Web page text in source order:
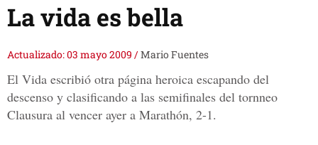
La vida es bella
Actualizado: 03 mayo 2009 /Mario Fuentes
El Vida escribió otra página heroica escapando del
descenso y clasificando a las semifinales del tornneo
Clausura al vencer ayer a Marathón, 2-1.